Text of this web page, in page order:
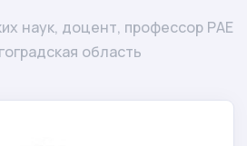
наук, доцент, профессор РАЕ
область